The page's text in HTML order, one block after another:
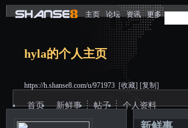
主页 论坛 资讯 更多
hyla的个人主页
https://h.shanse8.com/u/971973 [收藏] [复制]
首页 新鲜事 帖子 个人资料